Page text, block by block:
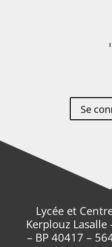
Se
Lycée et
Kerplouz
– BP 40417 –